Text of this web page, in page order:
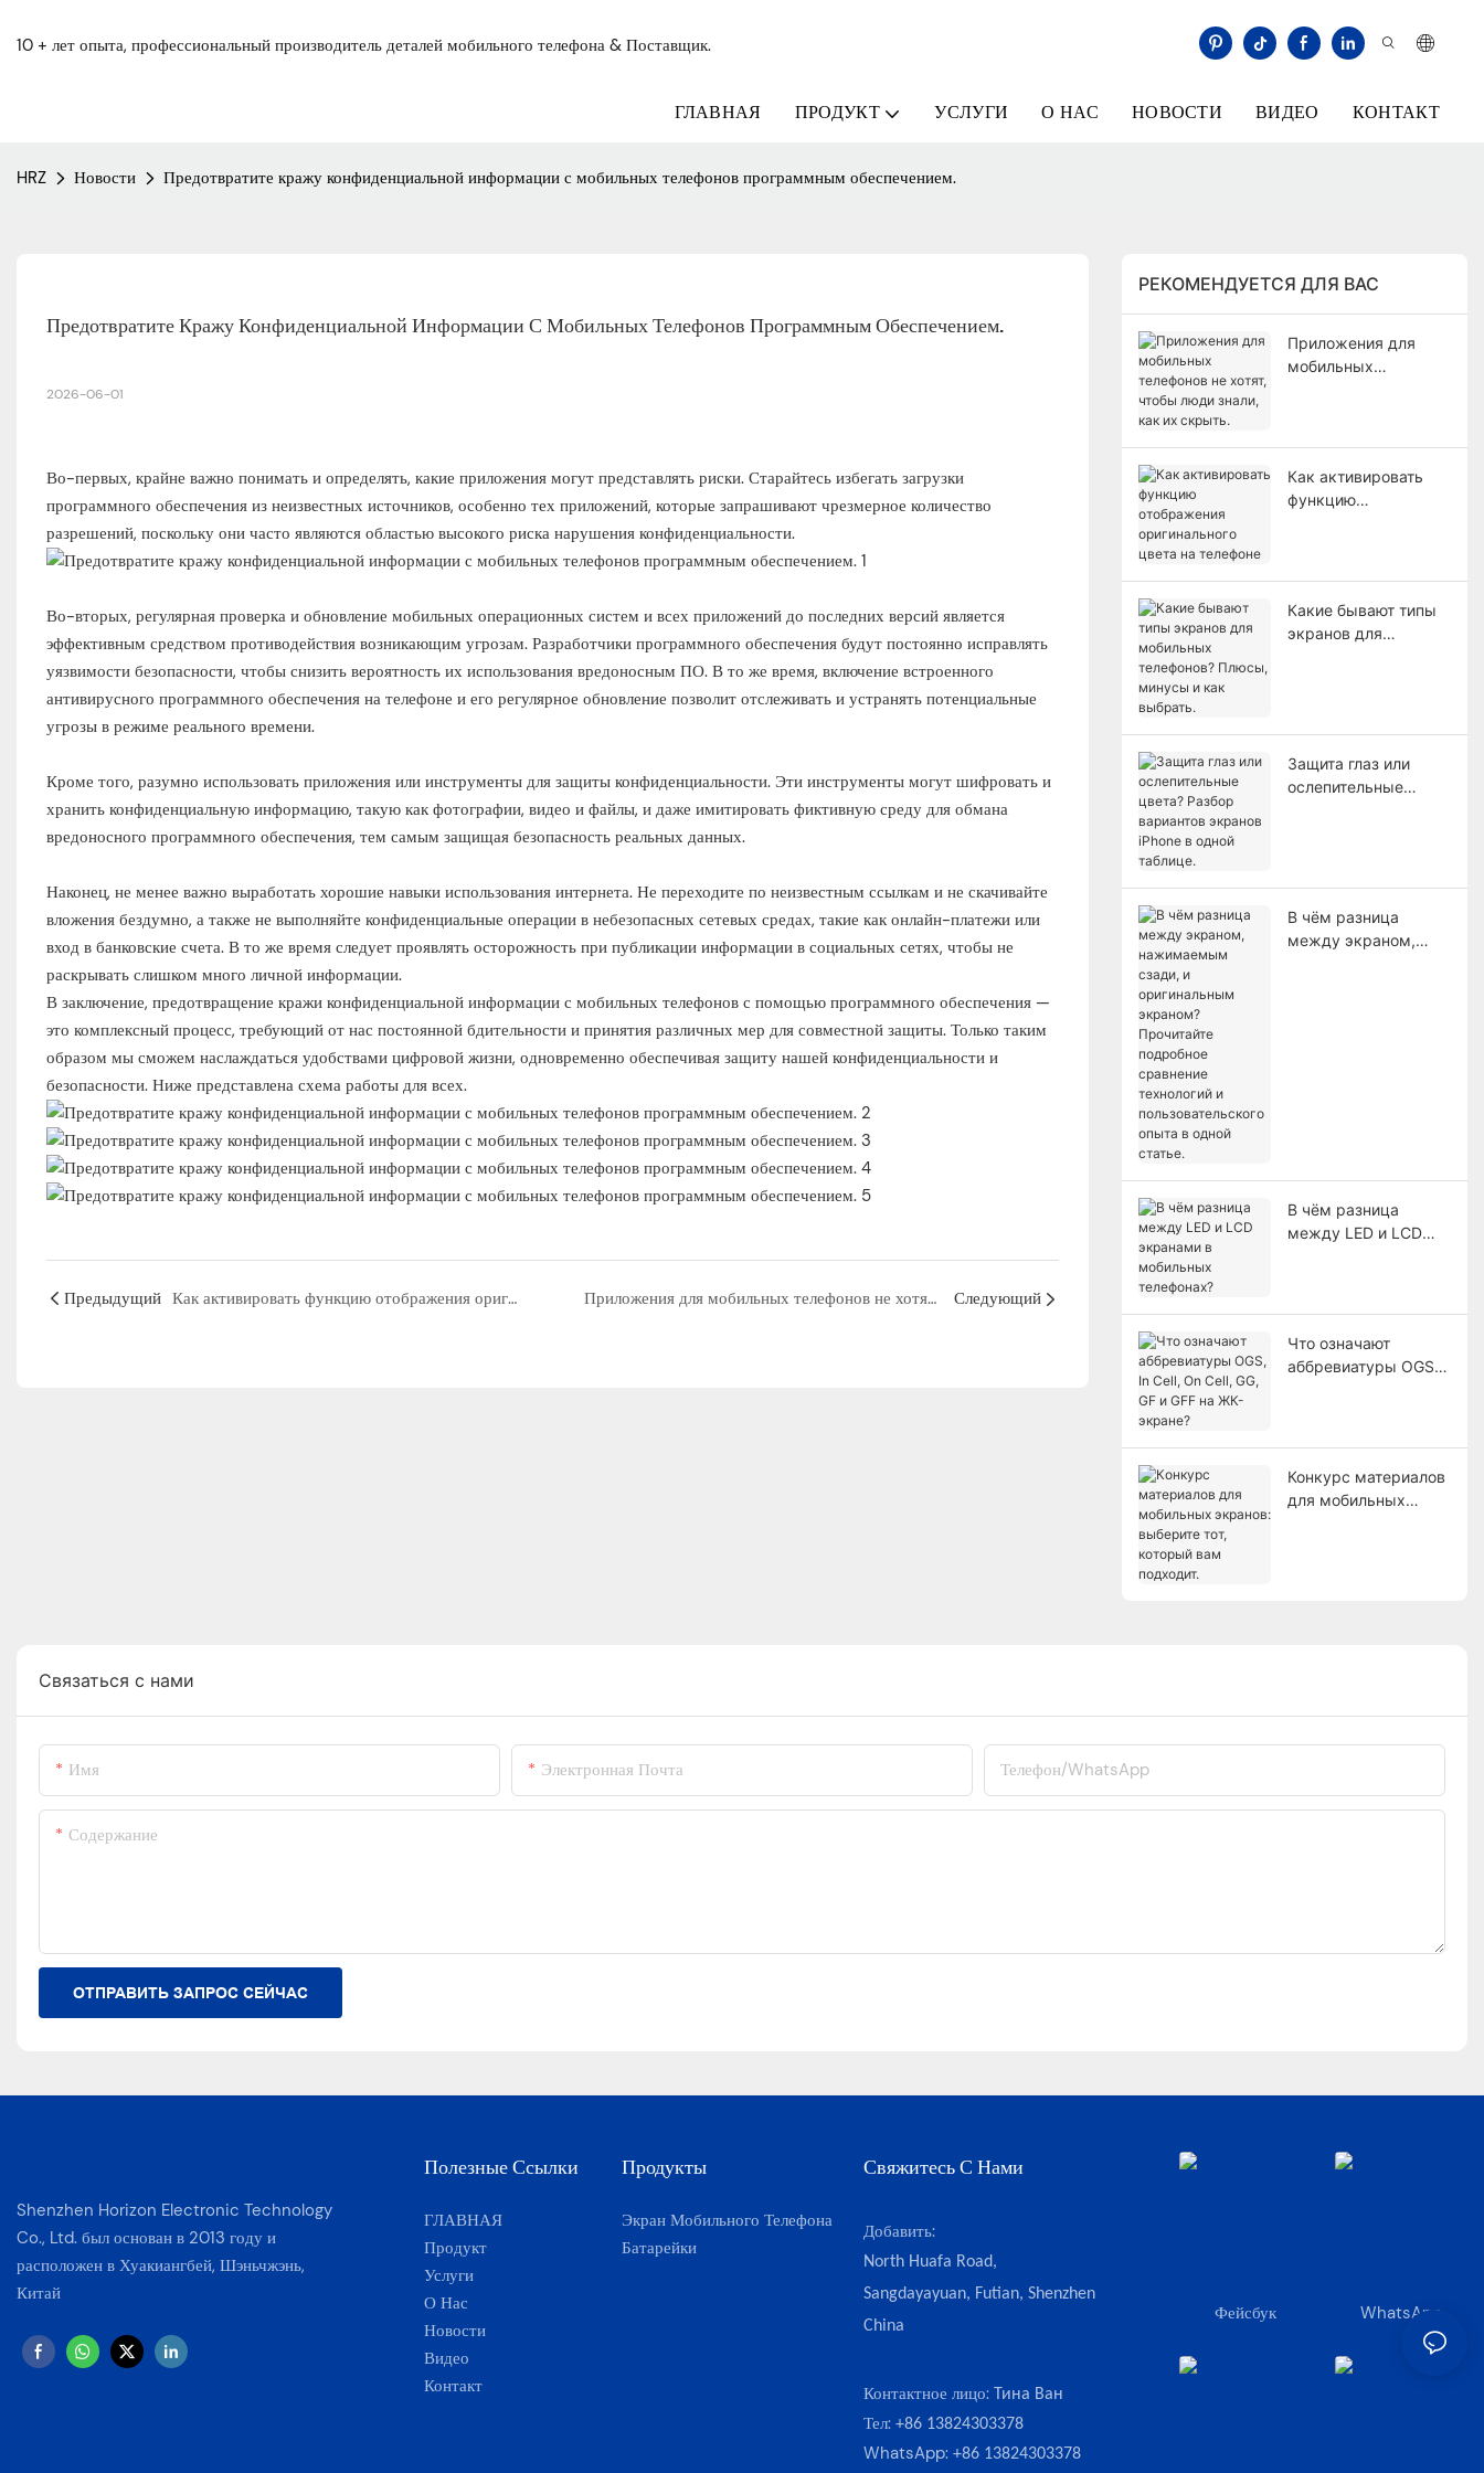
10 + лет опыта, профессиональный производитель деталей мобильного телефона & Поставщик.
ГЛАВНАЯ ПРОДУКТ УСЛУГИ О НАС НОВОСТИ ВИДЕО КОНТАКТ
HRZ Новости Предотвратите кражу конфиденциальной информации с мобильных телефонов программным обеспечением.
Предотвратите Кражу Конфиденциальной Информации С Мобильных Телефонов Программным Обеспечением.
2026-06-01
Во-первых, крайне важно понимать и определять, какие приложения могут представлять риски. Старайтесь избегать загрузки
программного обеспечения из неизвестных источников, особенно тех приложений, которые запрашивают чрезмерное количество
разрешений, поскольку они часто являются областью высокого риска нарушения конфиденциальности.
Во-вторых, регулярная проверка и обновление мобильных операционных систем и всех приложений до последних версий является
эффективным средством противодействия возникающим угрозам. Разработчики программного обеспечения будут постоянно исправлять
уязвимости безопасности, чтобы снизить вероятность их использования вредоносным ПО. В то же время, включение встроенного
антивирусного программного обеспечения на телефоне и его регулярное обновление позволит отслеживать и устранять потенциальные
угрозы в режиме реального времени.
Кроме того, разумно использовать приложения или инструменты для защиты конфиденциальности. Эти инструменты могут шифровать и
хранить конфиденциальную информацию, такую ​​как фотографии, видео и файлы, и даже имитировать фиктивную среду для обмана
вредоносного программного обеспечения, тем самым защищая безопасность реальных данных.
Наконец, не менее важно выработать хорошие навыки использования интернета. Не переходите по неизвестным ссылкам и не скачивайте
вложения бездумно, а также не выполняйте конфиденциальные операции в небезопасных сетевых средах, такие как онлайн-платежи или
вход в банковские счета. В то же время следует проявлять осторожность при публикации информации в социальных сетях, чтобы не
раскрывать слишком много личной информации.
В заключение, предотвращение кражи конфиденциальной информации с мобильных телефонов с помощью программного обеспечения —
это комплексный процесс, требующий от нас постоянной бдительности и принятия различных мер для совместной защиты. Только таким
образом мы сможем наслаждаться удобствами цифровой жизни, одновременно обеспечивая защиту нашей конфиденциальности и
безопасности. Ниже представлена ​​схема работы для всех.
Предыдущий Как активировать функцию отображения оригинального цвета на телефоне Приложения для мобильных телефонов не хотят, чтобы люди знали, как их скрыть. Следующий
РЕКОМЕНДУЕТСЯ ДЛЯ ВАС
Приложения для
мобильных
Как активировать
функцию
Какие бывают типы
экранов для
Защита глаз или
ослепительные
В чём разница
между экраном,
В чём разница
между LED и LCD
Что означают
аббревиатуры OGS,
Конкурс материалов
для мобильных
Связаться с нами
Имя Электронная Почта Телефон/WhatsApp
Содержание
ОТПРАВИТЬ ЗАПРОС СЕЙЧАС
Shenzhen Horizon Electronic Technology
Co., Ltd. был основан в 2013 году и
расположен в Хуакиангбей, Шэньчжэнь,
Китай
Полезные Ссылки
ГЛАВНАЯ
Продукт
Услуги
О Нас
Новости
Видео
Контакт
Продукты
Экран Мобильного Телефона
Батарейки
Свяжитесь С Нами
Добавить:
North Huafa Road,
Sangdayayuan, Futian, Shenzhen
China
Контактное лицо: Тина Ван
Тел: +86 13824303378
WhatsApp: +86 13824303378
Фейсбук WhatsApp